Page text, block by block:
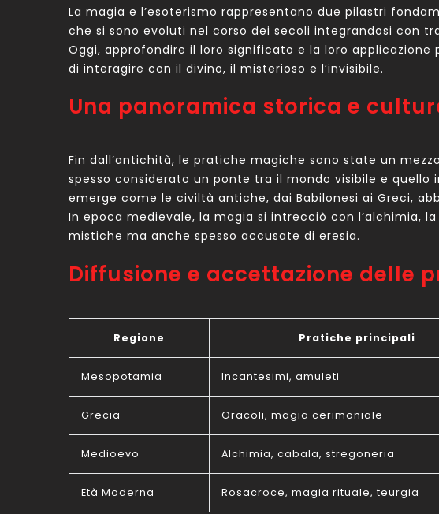
La magia e l’esoterismo rappresentano due pilastri
che si sono evoluti nel corso dei secoli integrandosi con
Oggi, approfondire il loro significato e la loro
di interagire con il divino, il misterioso e l’invisibile.
Una panoramica storica e
Fin dall’antichità, le pratiche magiche sono state un
spesso considerato un ponte tra il mondo visibile e
emerge come le civiltà antiche, dai Babilonesi ai Greci,
In epoca medievale, la magia si intrecciò con l’alchimia,
mistiche ma anche spesso accusate di eresia.
Diffusione e accettazione delle
Regione Pratiche principali
Mesopotamia Incantesimi, amuleti
Grecia Oracoli, magia cerimoniale
Medioevo Alchimia, cabala, stregoneria
Età Moderna Rosacroce, magia rituale, teurgia